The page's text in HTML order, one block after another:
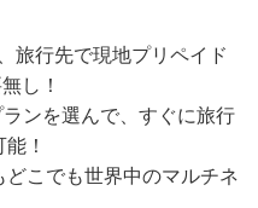
旅行先で現地プリペイド
し！
ンを選んで、すぐに旅行
！
こでも世界中のマルチネ